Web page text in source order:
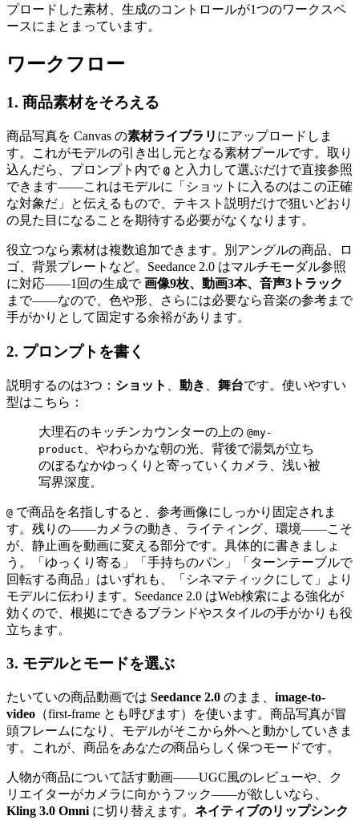
プロードした素材、生成のコントロールが1つのワークスペ
ースにまとまっています。
ワークフロー
1. 商品素材をそろえる
商品写真を Canvas の素材ライブラリ にアップロードしま
す。これがモデルの引き出し元となる素材プールです。取り
込んだら、プロンプト内で @ と入力して選ぶだけで直接参照
できます——これはモデルに「ショットに入るのはこの正確
な対象だ」と伝えるもので、テキスト説明だけで狙いどおり
の見た目になることを期待する必要がなくなります。
役立つなら素材は複数追加できます。別アングルの商品、ロ
ゴ、背景プレートなど。Seedance 2.0 はマルチモーダル参照
に対応——1回の生成で画像9枚、動画3本、音声3トラック
まで——なので、色や形、さらには必要なら音楽の参考まで
手がかりとして固定する余裕があります。
2. プロンプトを書く
説明するのは3つ： ショット 動き 舞台です。使いやすい
型はこちら：
大理石のキッチンカウンターの上の @my-
product
、やわらかな朝の光、背後で湯気が立ち
のぼるなかゆっくりと寄っていくカメラ、浅い被
写界深度。
@ で商品を名指しすると、参考画像にしっかり固定されま
す。残りの——カメラの動き、ライティング、環境——こそ
が、静止画を動画に変える部分です。具体的に書きましょ
う。「ゆっくり寄る」「手持ちのパン」「ターンテーブルで
回転する商品」はいずれも、「シネマティックにして」より
モデルに伝わります。Seedance 2.0 はWeb検索による強化が
効くので、根拠にできるブランドやスタイルの手がかりも役
立ちます。
3. モデルとモードを選ぶ
たいていの商品動画では Seedance 2.0 のまま、 image-to-
video （first-frame とも呼びます）を使います。商品写真が冒
頭フレームになり、モデルがそこから外へと動かしていきま
す。これが、商品をあなたの商品らしく保つモードです。
人物が商品について話す動画——UGC風のレビューや、ク
リエイターがカメラに向かうフック——が欲しいなら、
Kling 3.0 Omni に切り替えます。 ネイティブのリップシンク